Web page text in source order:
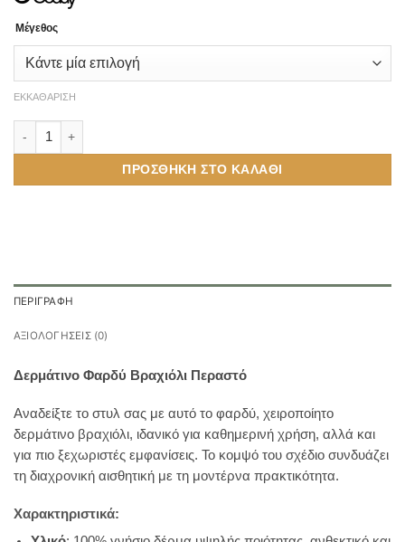
Μέγεθος
ΕΚΚΑΘΆΡΙΣΗ
Δερμάτινο Βραχιόλι Περαστό Καφέ 4cm ποσότητα
ΠΡΟΣΘΉΚΗ ΣΤΟ ΚΑΛΆΘΙ
ΠΕΡΙΓΡΑΦΉ
ΑΞΙΟΛΟΓΉΣΕΙΣ (0)
Δερμάτινο Φαρδύ Βραχιόλι Περαστό
Αναδείξτε το στυλ σας με αυτό το φαρδύ, χειροποίητο
δερμάτινο βραχιόλι, ιδανικό για καθημερινή χρήση, αλλά και
για πιο ξεχωριστές εμφανίσεις. Το κομψό του σχέδιο συνδυάζει
τη διαχρονική αισθητική με τη μοντέρνα πρακτικότητα.
Χαρακτηριστικά: